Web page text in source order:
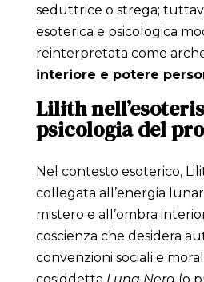
seduttrice o strega;
esoterica e psicologica
reinterpretata come
interiore e potere
Lilith
psicologia del
Nel contesto esoterico,
collegata all’energia
mistero e all’ombra
coscienza che desidera
convenzioni sociali e